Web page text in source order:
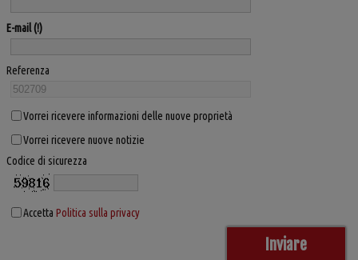
E-mail
Referenza
Vorrei ricevere informazioni delle nuove proprietà
Vorrei ricevere nuove notizie
Codice di sicurezza
Accetta Politica sulla privacy